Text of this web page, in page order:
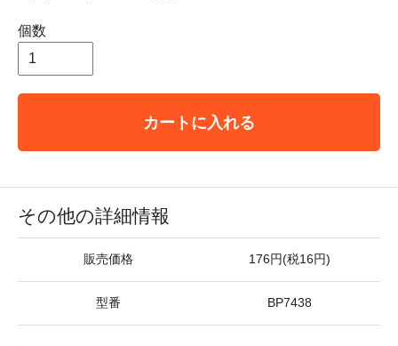
個数
カートに入れる
その他の詳細情報
販売価格 176円(税16円)
型番 BP7438